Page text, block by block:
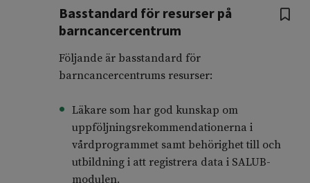
Basstandard för resurser på
barncancercentrum
Följande är basstandard för
barncancercentrums resurser:
Läkare som har god kunskap om
uppföljningsrekommendationerna i
vårdprogrammet samt behörighet till och
utbildning i att registrera data i SALUB-
modulen.